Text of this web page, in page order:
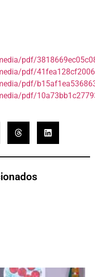
pdf/
pdf/
pdf/
pdf/